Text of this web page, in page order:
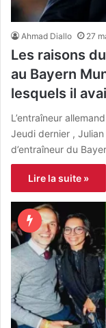
Ahmad Diallo 27
Les raisons
au Bayern
lesquels il
L’entraîneur
Jeudi dernier ,
d’entraîneur du
Lire la suite »